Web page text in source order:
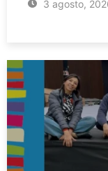
3 agosto,